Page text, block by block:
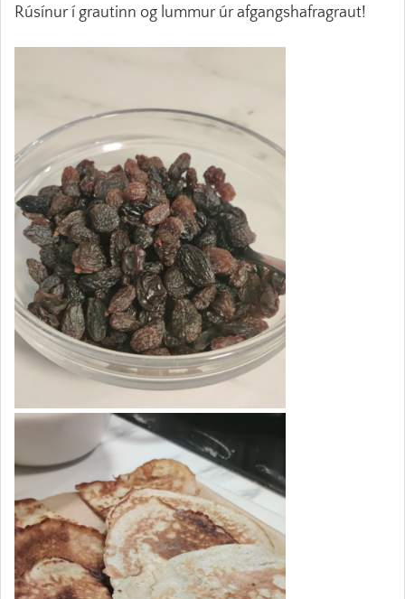
Rúsínur í grautinn og lummur úr afgangshafragraut!